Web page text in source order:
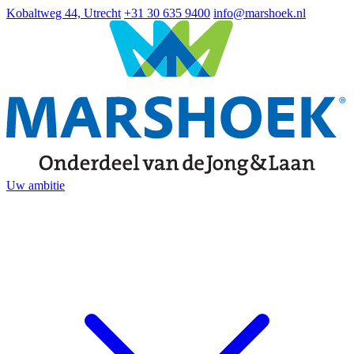
Kobaltweg 44, Utrecht +31 30 635 9400 info@marshoek.nl
Uw ambitie